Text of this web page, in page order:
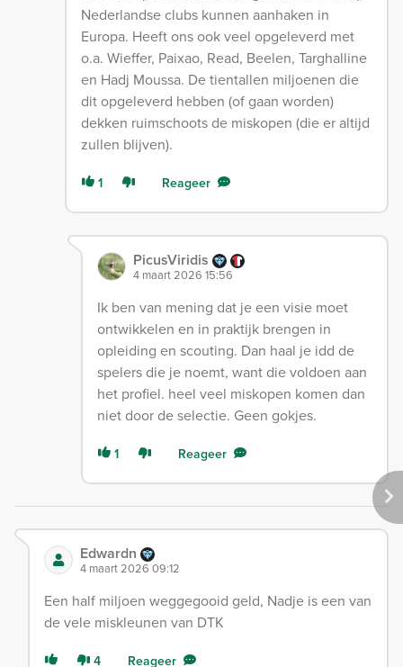
Nederlandse clubs kunnen aanhaken in
Europa. Heeft ons ook veel opgeleverd met
o.a. Wieffer, Paixao, Read, Beelen, Targhalline
en Hadj Moussa. De tientallen miljoenen die
dit opgeleverd hebben (of gaan worden)
dekken ruimschoots de miskopen (die er altijd
zullen blijven).
1 Reageer
PicusViridis
4 maart 2026 15:56
Ik ben van mening dat je een visie moet
ontwikkelen en in praktijk brengen in
opleiding en scouting. Dan haal je idd de
spelers die je noemt, want die voldoen aan
het profiel. heel veel miskopen komen dan
niet door de selectie. Geen gokjes.
1 Reageer
Edwardn
4 maart 2026 09:12
Een half miljoen weggegooid geld, Nadje is een van
de vele miskleunen van DTK
4 Reageer